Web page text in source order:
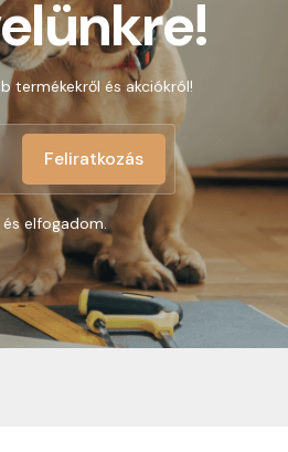
termékekről és akciókról!
Feliratkozás
elfogadom.